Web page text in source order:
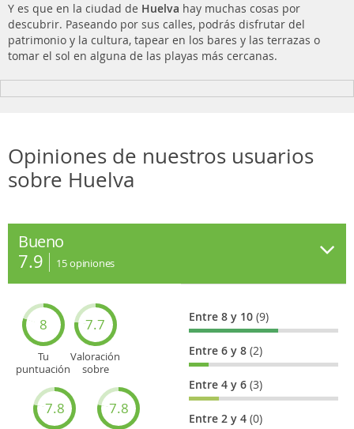
Y es que en la ciudad de Huelva hay muchas cosas por
descubrir. Paseando por sus calles, podrás disfrutar del
patrimonio y la cultura, tapear en los bares y las terrazas o
tomar el sol en alguna de las playas más cercanas.
Opiniones de nuestros usuarios
sobre Huelva
Bueno
7.9 15opiniones
8
Tu
puntuación
7.7
Valoración
sobre
7.8 7.8
Entre 8 y 10(9)
Entre 6 y 8(2)
Entre 4 y 6(3)
Entre 2 y 4(0)